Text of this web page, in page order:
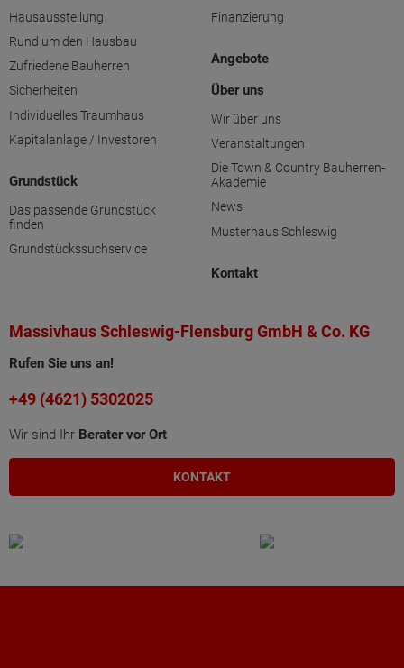
Hausausstellung
Rund um den Hausbau
Zufriedene Bauherren
Sicherheiten
Individuelles Traumhaus
Kapitalanlage / Investoren
Grundstück
Das passende Grundstück
finden
Grundstückssuchservice
Finanzierung
Angebote
Über uns
Wir über uns
Veranstaltungen
Die Town & Country Bauherren-
Akademie
News
Musterhaus Schleswig
Kontakt
Massivhaus Schleswig-Flensburg GmbH & Co. KG
Rufen Sie uns an!
+49 (4621) 5302025
Wir sind Ihr Berater vor Ort
KONTAKT